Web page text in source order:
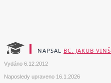
NAPSAL BC. JAKUB VINŠ
Vydáno 6.12.2012
Naposledy upraveno 16.1.2026